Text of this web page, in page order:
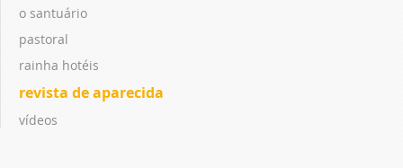
o santuário
pastoral
rainha hotéis
revista de aparecida
vídeos